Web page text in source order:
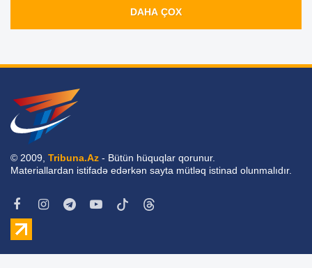
DAHA ÇOX
© 2009, Tribuna.Az - Bütün hüquqlar qorunur.
Materiallardan istifadə edərkən sayta mütləq istinad olunmalıdır.